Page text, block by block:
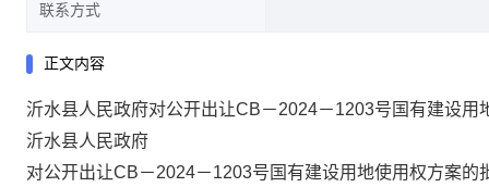
联系方式
正文内容
沂水县人民政府对公开出让CB－2024－1203号国有建设用
沂水县人民政府
对公开出让CB－2024－1203号国有建设用地使用权方案的